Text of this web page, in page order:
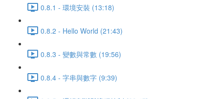
0.8.1 - 環境安裝 (13:18)
0.8.2 - Hello World (21:43)
0.8.3 - 變數與常數 (19:56)
0.8.4 - 字串與數字 (9:39)